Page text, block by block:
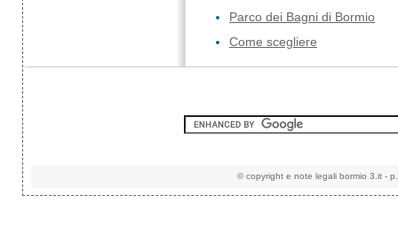
Parco dei Bagni di Bormio
Come scegliere
©copyright e note legali bormio 3.it -